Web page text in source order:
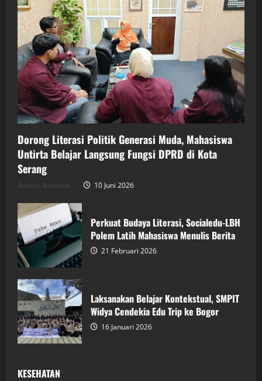
Dorong Literasi Politik Generasi Muda, Mahasiswa
Untirta Belajar Langsung Fungsi DPRD di Kota
Serang
10 Juni 2026
Perkuat Budaya Literasi, Socialedu-LBH
Polem Latih Mahasiswa Menulis Berita
21 Februari 2026
Laksanakan Belajar Kontekstual, SMPIT
Widya Cendekia Edu Trip ke Bogor
16 Januari 2026
KESEHATAN